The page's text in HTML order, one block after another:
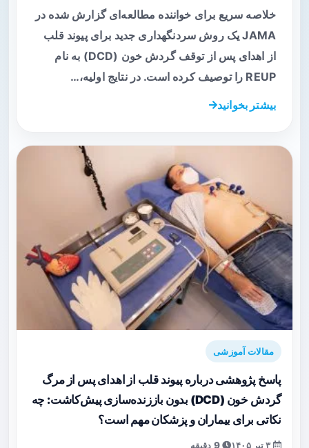
خلاصه سریع برای خواننده مطالعه‌ای گزارش شده در
JAMA یک روش سردنگهداری جدید برای پیوند قلب
از اهدای پس از توقف گردش خون (DCD) به نام
REUP را توصیف کرده است. در نتایج اولیه،…
بیشتر بخوانید
مقالات آموزشی
پاسخ پژوهشی درباره پیوند قلب از اهدای پس از مرگ
گردش خون (DCD) بدون باززنده‌سازی پیش‌کاشت: چه
نکاتی برای بیماران و پزشکان مهم است؟
9 دقیقه